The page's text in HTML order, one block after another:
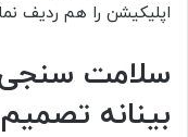
اپلیکیشن را هم ردیف
سلامت
بینانه